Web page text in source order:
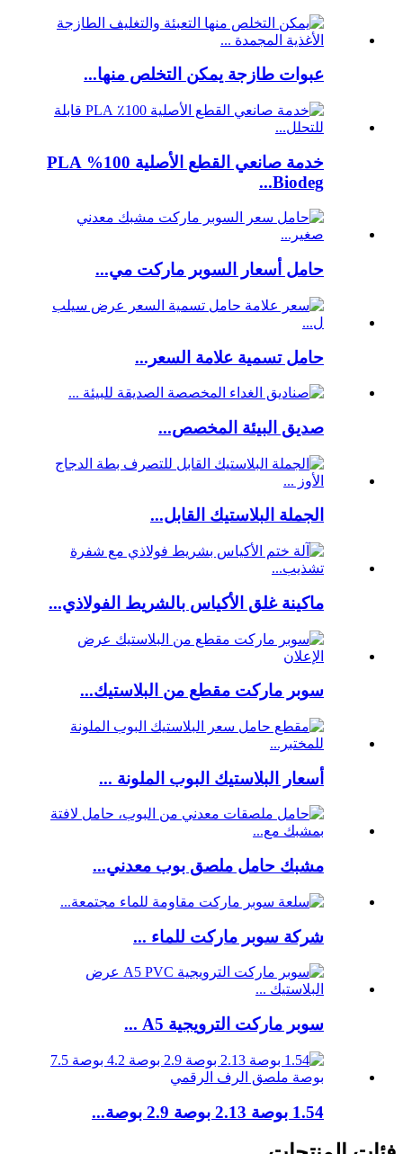
عبوات طازجة يمكن التخلص منها...
خدمة صانعي القطع الأصلية 100% PLA
Biodeg...
حامل أسعار السوبر ماركت مي...
حامل تسمية علامة السعر...
صديق البيئة المخصص...
الجملة البلاستيك القابل...
ماكينة غلق الأكياس بالشريط الفولاذي...
سوبر ماركت مقطع من البلاستيك...
أسعار البلاستيك البوب ​​الملونة ...
مشبك حامل ملصق بوب معدني...
شركة سوبر ماركت للماء ...
سوبر ماركت الترويجية A5 ...
1.54 بوصة 2.13 بوصة 2.9 بوصة...